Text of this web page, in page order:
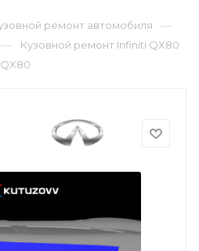
ремонт автомобиля —
— Кузовной ремонт Infiniti QX80